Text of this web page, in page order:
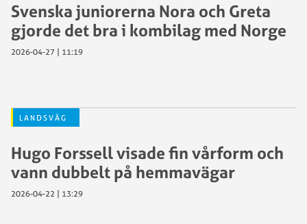
Svenska juniorerna Nora och Greta
gjorde det bra i kombilag med Norge
2026-04-27 | 11:19
LANDSVÄG
Hugo Forssell visade fin vårform och
vann dubbelt på hemmavägar
2026-04-22 | 13:29